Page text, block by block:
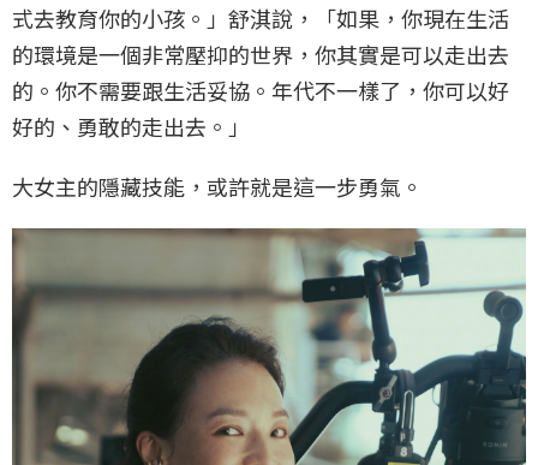
式去教育你的小孩。」舒淇說，「如果，你現在生活
的環境是一個非常壓抑的世界，你其實是可以走出去
的。你不需要跟生活妥協。年代不一樣了，你可以好
好的、勇敢的走出去。」
大女主的隱藏技能，或許就是這一步勇氣。